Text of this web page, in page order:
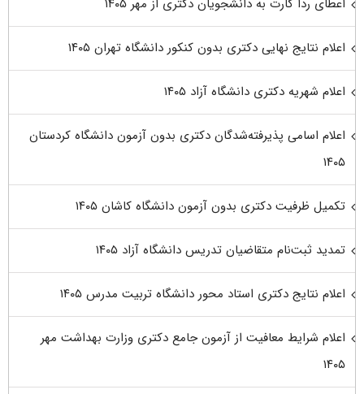
اعطای ردا کارت به دانشجویان دکتری از مهر ۱۴۰۵
اعلام نتایج نهایی دکتری بدون کنکور دانشگاه تهران ۱۴۰۵
اعلام شهریه دکتری دانشگاه آزاد ۱۴۰۵
اعلام اسامی پذیرفته‌شدگان دکتری بدون آزمون دانشگاه کردستان
۱۴۰۵
تکمیل ظرفیت دکتری بدون آزمون دانشگاه کاشان ۱۴۰۵
تمدید ثبت‌نام متقاضیان تدریس دانشگاه آزاد ۱۴۰۵
اعلام نتایج دکتری استاد محور دانشگاه تربیت مدرس ۱۴۰۵
اعلام شرایط معافیت از آزمون جامع دکتری وزارت بهداشت مهر
۱۴۰۵